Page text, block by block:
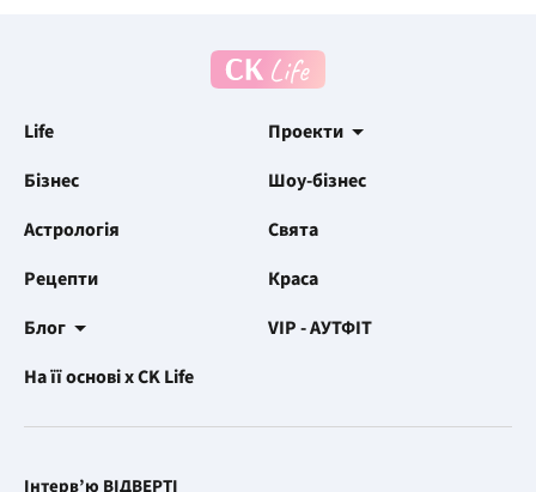
Life
Проекти
Бізнес
Шоу-бізнес
Астрологія
Свята
Рецепти
Краса
Блог
VIP - АУТФІТ
На її основі x CK Life
Інтерв’ю ВІДВЕРТІ